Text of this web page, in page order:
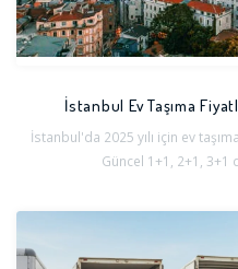
İstanbul Ev Taşıma
İstanbul'da 2025 yılı için ev
Güncel 1+1, 2+1, 3+1